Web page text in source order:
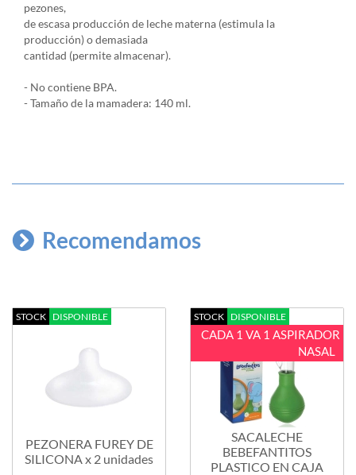
pezones,
de escasa producción de leche materna (estimula la
producción) o demasiada
cantidad (permite almacenar).
- No contiene BPA.
- Tamaño de la mamadera: 140 ml.
Recomendamos
STOCK DISPONIBLE
PEZONERA FUREY DE
SILICONA x 2 unidades
STOCK DISPONIBLE
CADA 1 VA 1 ASPIRADOR
NASAL
SACALECHE
BEBEFANTITOS
PLASTICO EN CAJA